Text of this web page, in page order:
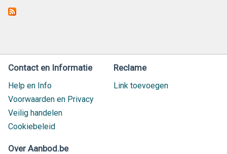
Contact en Informatie
Help en Info
Voorwaarden en Privacy
Veilig handelen
Cookiebeleid
Reclame
Link toevoegen
Over Aanbod.be